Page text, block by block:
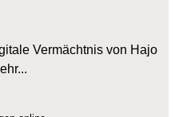
Vermächtnis von Hajo